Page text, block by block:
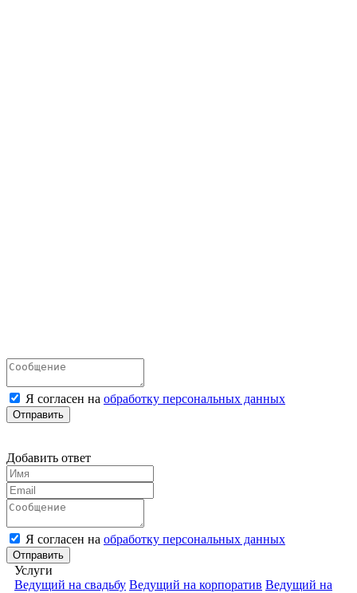
Я согласен на обработку персональных данных
Отправить
Добавить ответ
Я согласен на обработку персональных данных
Отправить
Услуги
Ведущий на свадьбу Ведущий на корпоратив Ведущий на